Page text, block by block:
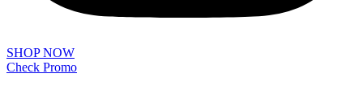
SHOP NOW
Check Promo